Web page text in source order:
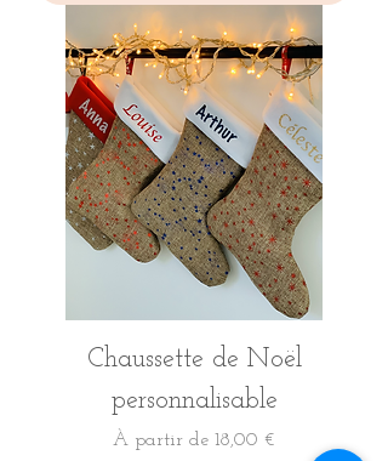
Chaussette de Noël
personnalisable
À partir de 18,00 €
Prix promotionnel